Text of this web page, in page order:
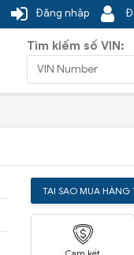
Đăng nhập
Tìm kiếm số VIN:
TẠI SAO MUA HÀNG